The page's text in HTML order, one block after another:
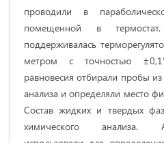
проводили в
помещенной в
поддерживалась
метром с точностью
равновесия отбирали пробы
анализа и определяли место
Состав жидких и твердых
химического анализа.